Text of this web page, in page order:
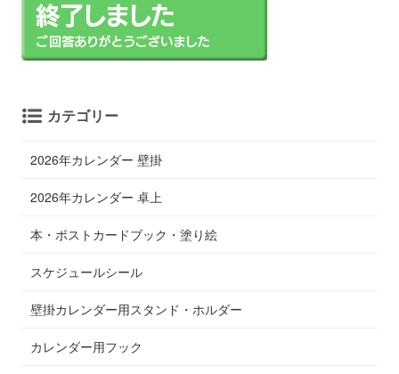
カテゴリー
2026年カレンダー 壁掛
2026年カレンダー 卓上
本・ポストカードブック・塗り絵
スケジュールシール
壁掛カレンダー用スタンド・ホルダー
カレンダー用フック